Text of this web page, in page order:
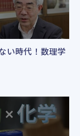
い時代！数理学